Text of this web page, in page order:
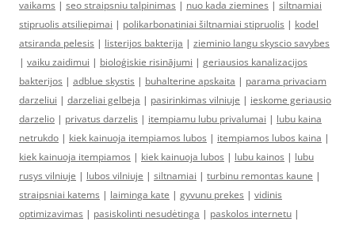
vaikams | seo straipsniu talpinimas | nuo kada ziemines | siltnamiai
stipruolis atsiliepimai | polikarbonatiniai šiltnamiai stipruolis | kodel
atsiranda pelesis | listerijos bakterija | zieminio langu skyscio savybes
| vaiku zaidimui | bioloģiskie risinājumi | geriausios kanalizacijos
bakterijos | adblue skystis | buhalterine apskaita | parama privaciam
darzeliui | darzeliai gelbeja | pasirinkimas vilniuje | ieskome geriausio
darzelio | privatus darzelis | itempiamu lubu privalumai | lubu kaina
netrukdo | kiek kainuoja itempiamos lubos | itempiamos lubos kaina |
kiek kainuoja itempiamos | kiek kainuoja lubos | lubu kainos | lubu
rusys vilniuje | lubos vilniuje | siltnamiai | turbinu remontas kaune |
straipsniai katems | laiminga kate | gyvunu prekes | vidinis
optimizavimas | pasiskolinti nesudėtinga | paskolos internetu |